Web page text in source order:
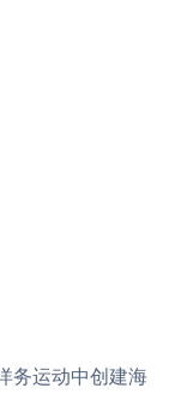
务运动中创建海